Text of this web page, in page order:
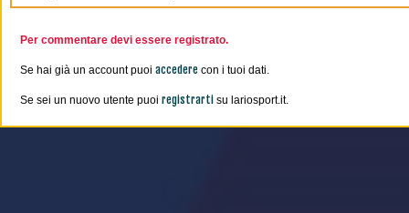
Per commentare devi essere registrato.
Se hai già un account puoi accedere con i tuoi dati.
Se sei un nuovo utente puoi registrarti su lariosport.it.